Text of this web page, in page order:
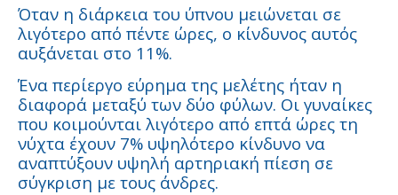
Όταν η διάρκεια του ύπνου μειώνεται σε
λιγότερο από πέντε ώρες, ο κίνδυνος αυτός
αυξάνεται στο 11%.
Ένα περίεργο εύρημα της μελέτης ήταν η
διαφορά μεταξύ των δύο φύλων. Οι γυναίκες
που κοιμούνται λιγότερο από επτά ώρες τη
νύχτα έχουν 7% υψηλότερο κίνδυνο να
αναπτύξουν υψηλή αρτηριακή πίεση σε
σύγκριση με τους άνδρες.